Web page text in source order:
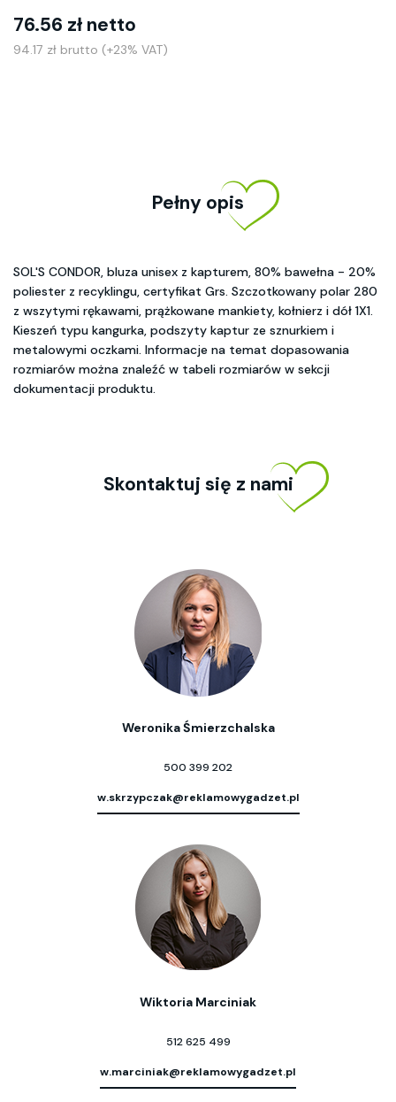
76.56 zł netto
94.17 zł brutto (+23% VAT)
Pełny opis
SOL'S CONDOR, bluza unisex z kapturem, 80% bawełna - 20%
poliester z recyklingu, certyfikat Grs. Szczotkowany polar 280
z wszytymi rękawami, prążkowane mankiety, kołnierz i dół 1X1.
Kieszeń typu kangurka, podszyty kaptur ze sznurkiem i
metalowymi oczkami. Informacje na temat dopasowania
rozmiarów można znaleźć w tabeli rozmiarów w sekcji
dokumentacji produktu.
Skontaktuj się z nami
Weronika Śmierzchalska
500 399 202
w.skrzypczak@reklamowygadzet.pl
Wiktoria Marciniak
512 625 499
w.marciniak@reklamowygadzet.pl